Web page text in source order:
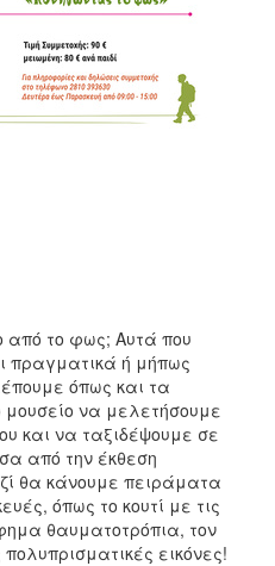
από το φως; Αυτά που
πραγματικά ή μήπως
όπως και τα
να μελετήσουμε
και να ταξιδέψουμε σε
από την έκθεση
θα κάνουμε πειράματα
όπως το κουτί με τις
θαυματοτρόπια, τον
εικόνες!